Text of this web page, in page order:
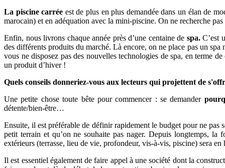
La piscine carrée est de plus en plus demandée dans un élan de
marocain) et en adéquation avec la mini-piscine. On ne recherche
Enfin, nous livrons chaque année près d’une centaine de spa.C’est
des différents produits du marché. Là encore, on ne place pas un
vous ne disposez pas des nouvelles technologies de spa, en terme
un produit d’hiver !
Quels conseils donneriez-vous aux lecteurs qui projettent de
Une petite chose toute bête pour commencer : se demander
détente/bien-être…
Ensuite, il est préférable de définir rapidement le budget pour ne
petit terrain et qu’on ne souhaite pas nager. Depuis longtemps, la
extérieurs (terrasse, lieu de vie, profondeur, vis-à-vis, piscine) sera
Il est essentiel également de faire appel à une société dont la